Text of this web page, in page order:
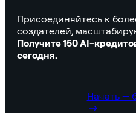
Присоединяйтесь к
создателей,
Получите 150 AI-
сегодня.
Начать —